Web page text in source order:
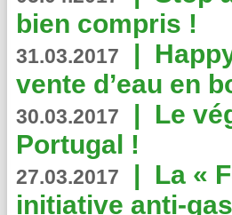
bien compris !
31.03.2017 |
vente d’eau en
30.03.2017 | Le
Portugal !
27.03.2017 | La «
initiative anti-